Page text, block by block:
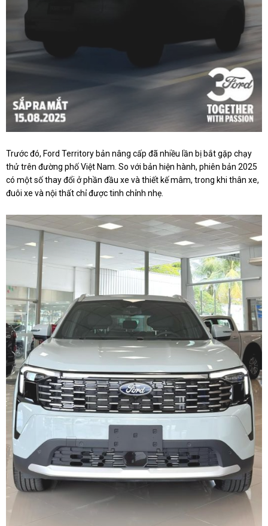
Trước đó, Ford Territory bản nâng cấp đã nhiều lần bị bắt gặp chạy
thử trên đường phố Việt Nam. So với bản hiện hành, phiên bản 2025
có một số thay đổi ở phần đầu xe và thiết kế mâm, trong khi thân xe,
đuôi xe và nội thất chỉ được tinh chỉnh nhẹ.